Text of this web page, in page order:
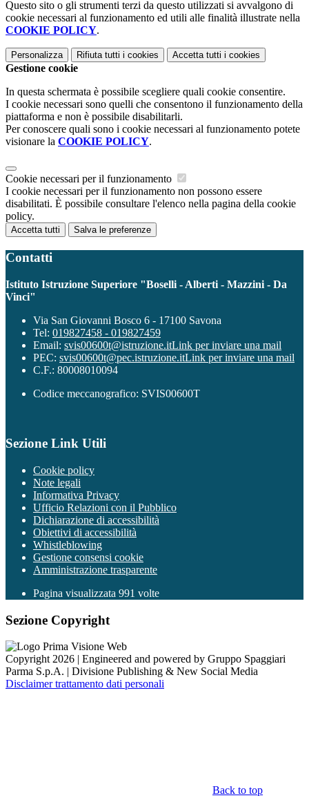
Questo sito o gli strumenti terzi da questo utilizzati si avvalgono di
cookie necessari al funzionamento ed utili alle finalità illustrate nella
COOKIE POLICY.
Personalizza Rifiuta tutti i cookies Accetta tutti i cookies
Gestione cookie
In questa schermata è possibile scegliere quali cookie consentire.
I cookie necessari sono quelli che consentono il funzionamento della
piattaforma e non è possibile disabilitarli.
Per conoscere quali sono i cookie necessari al funzionamento potete
visionare la COOKIE POLICY.
Cookie necessari per il funzionamento
I cookie necessari per il funzionamento non possono essere
disabilitati. È possibile consultare l'elenco nella pagina della cookie
policy.
Accetta tutti Salva le preferenze
Contatti
Istituto Istruzione Superiore "Boselli - Alberti - Mazzini - Da
Vinci"
Via San Giovanni Bosco 6 - 17100 Savona
Tel: 019827458 - 019827459
Email: svis00600t@istruzione.itLink per inviare una mail
PEC: svis00600t@pec.istruzione.itLink per inviare una mail
C.F.: 80008010094
Codice meccanografico: SVIS00600T
Sezione Link Utili
Cookie policy
Note legali
Informativa Privacy
Ufficio Relazioni con il Pubblico
Dichiarazione di accessibilità
Obiettivi di accessibilità
Whistleblowing
Gestione consensi cookie
Amministrazione trasparente
Pagina visualizzata 991 volte
Sezione Copyright
Copyright 2026 | Engineered and powered by Gruppo Spaggiari
Parma S.p.A. | Divisione Publishing & New Social Media
Disclaimer trattamento dati personali
Back to top